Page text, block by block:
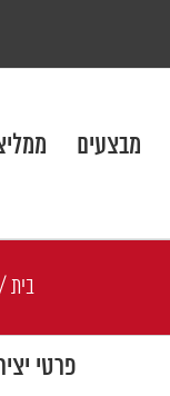
מבצעים
בית /
פרטי